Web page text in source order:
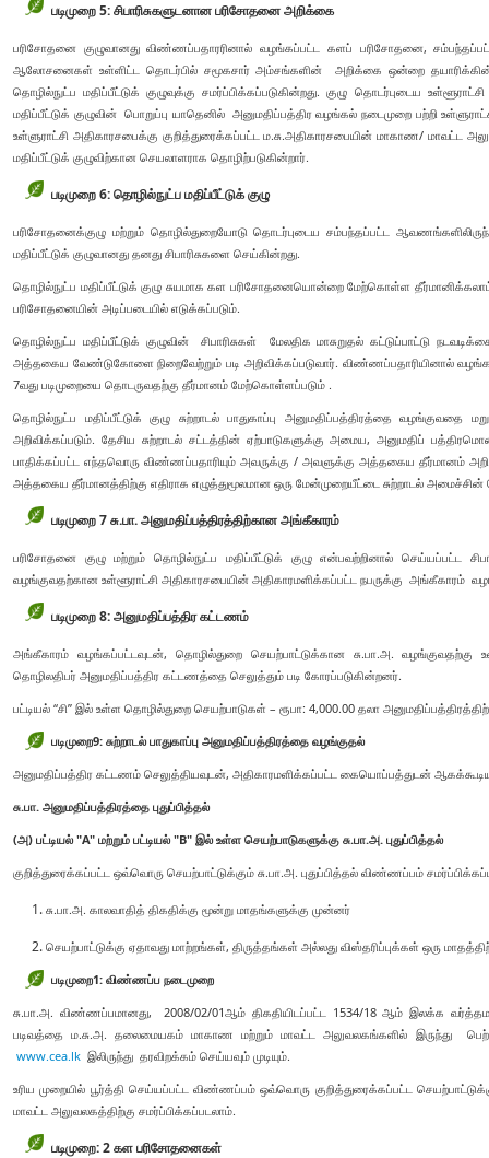
படிமுறை 5: சிபாரிசுகளுடனான பரிசோதனை அறிக்கை
பரிசோதனை குழுவானது விண்ணப்பதாரரினால் வழங்கப்பட்ட களப் பரிசோதனை,
ஆலோசனைகள் உள்ளிட்ட தொடர்பில் சமூகசார் அம்சங்களின் அறிக்கை ஒன்றை
தொழில்நுட்ப மதிப்பீட்டுக் குழுவுக்கு சமர்ப்பிக்கப்படுகின்றது. குழு தொடர்புடைய
மதிப்பீட்டுக் குழுவின் பொறுப்பு யாதெனில் அனுமதிப்பத்திர வழங்கல் நடைமுறை பற்றி
உள்ளுராட்சி அதிகாரசபைக்கு குறித்துரைக்கப்பட்ட ம.சு.அதிகாரசபையின் மாகாண/ மாவட்ட
மதிப்பீட்டுக் குழுவிற்கான செயலாளராக தொழிற்படுகின்றார்.
படிமுறை 6: தொழில்நுட்ப மதிப்பீட்டுக் குழு
பரிசோதனைக்குழு மற்றும் தொழில்துறையோடு தொடர்புடைய சம்பந்தப்பட்ட
மதிப்பீட்டுக் குழுவானது தனது சிபாரிசுகளை செய்கின்றது.
தொழில்நுட்ப மதிப்பீட்டுக் குழு சுயமாக கள பரிசோதனையொன்றை மேற்கொள்ள
பரிசோதனையின் அடிப்படையில் எடுக்கப்படும்.
தொழில்நுட்ப மதிப்பீட்டுக் குழுவின் சிபாரிசுகள் மேலதிக மாசுறுதல் கட்டுப்பாட்டு
அத்தகைய வேண்டுகோளை நிறைவேற்றும் படி அறிவிக்கப்படுவார். விண்ணப்பதாரியினால்
7வது படிமுறையை தொடருவதற்கு தீர்மானம் மேற்கொள்ளப்படும் .
தொழில்நுட்ப மதிப்பீட்டுக் குழு சுற்றாடல் பாதுகாப்பு அனுமதிப்பத்திரத்தை வழங்குவதை
அறிவிக்கப்படும். தேசிய சுற்றாடல் சட்டத்தின் ஏற்பாடுகளுக்கு அமைய, அனுமதிப்
பாதிக்கப்பட்ட எந்தவொரு விண்ணப்பதாரியும் அவருக்கு / அவளுக்கு அத்தகைய தீர்மானம்
அத்தகைய தீர்மானத்திற்கு எதிராக எழுத்துமூலமான ஒரு மேன்முறையீட்டை சுற்றாடல்
படிமுறை 7 சு.பா. அனுமதிப்பத்திரத்திற்கான அங்கீகாரம்
பரிசோதனை குழு மற்றும் தொழில்நுட்ப மதிப்பீட்டுக் குழு என்பவற்றினால் செய்யப்பட்ட
வழங்குவதற்கான உள்ளூராட்சி அதிகாரசபையின் அதிகாரமளிக்கப்பட்ட நபருக்கு அங்கீகாரம்
படிமுறை 8: அனுமதிப்பத்திர கட்டணம்
அங்கீகாரம் வழங்கப்பட்டவுடன், தொழில்துறை செயற்பாட்டுக்கான சு.பா.அ.
தொழிலதிபர் அனுமதிப்பத்திர கட்டணத்தை செலுத்தும் படி கோரப்படுகின்றனர்.
பட்டியல் “சி” இல் உள்ள தொழில்துறை செயற்பாடுகள் – ரூபா: 4,000.00 தலா
படிமுறை9: சுற்றாடல் பாதுகாப்பு அனுமதிப்பத்திரத்தை வழங்குதல்
அனுமதிப்பத்திர கட்டணம் செலுத்தியவுடன், அதிகாரமளிக்கப்பட்ட கையொப்பத்துடன்
சு.பா. அனுமதிப்பத்திரத்தை புதுப்பித்தல்
(அ) பட்டியல் "A" மற்றும் பட்டியல் "B" இல் உள்ள செயற்பாடுகளுக்கு சு.பா.அ. புதுப்பித்தல்
குறித்துரைக்கப்பட்ட ஒவ்வொரு செயற்பாட்டுக்கும் சு.பா.அ. புதுப்பித்தல் விண்ணப்பம்
சு.பா.அ. காலவாதித் திகதிக்கு மூன்று மாதங்களுக்கு முன்னர்
செயற்பாட்டுக்கு ஏதாவது மாற்றங்கள், திருத்தங்கள் அல்லது விஸ்தரிப்புக்கள் ஒரு
படிமுறை1: விண்ணப்ப நடைமுறை
சு.பா.அ. விண்ணப்பமானது, 2008/02/01ஆம் திகதியிடப்பட்ட 1534/18 ஆம் இலக்க
படிவத்தை ம.சு.அ. தலைமையகம் மாகாண மற்றும் மாவட்ட அலுவலகங்களில் இருந்து
www.cea.lk இலிருந்து தரவிறக்கம் செய்யவும் முடியும்.
உரிய முறையில் பூர்த்தி செய்யப்பட்ட விண்ணப்பம் ஒவ்வொரு குறித்துரைக்கப்பட்ட
மாவட்ட அலுவலகத்திற்கு சமர்ப்பிக்கப்படலாம்.
படிமுறை: 2 கள பரிசோதனைகள்